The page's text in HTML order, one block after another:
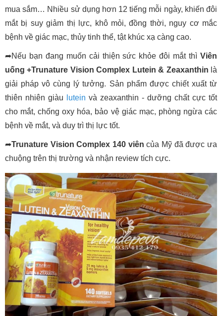
mua sắm… Nhiều sử dụng hơn 12 tiếng mỗi ngày, khiến đôi
mắt bị suy giảm thị lực, khô mỏi, đồng thời, nguy cơ mắc
bệnh về giác mạc, thủy tinh thể, tật khúc xạ càng cao.
➦Nếu bạn đang muốn cải thiện sức khỏe đôi mắt thì Viên
uống +Trunature Vision Complex Lutein & Zeaxanthin là
giải pháp vô cùng lý tưởng. Sản phẩm được chiết xuất từ
thiên nhiên giàu
lutein và zeaxanthin - dưỡng chất cực tốt
cho mắt, chống oxy hóa, bảo vệ giác mạc, phòng ngừa các
bệnh về mắt, và duy trì thị lực tốt.
➦Trunature Vision Complex 140 viên của Mỹ đã được ưa
chuộng trên thị trường và nhận review tích cực.